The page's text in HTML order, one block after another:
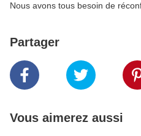
Nous avons tous besoin de
Partager
Vous aimerez aussi